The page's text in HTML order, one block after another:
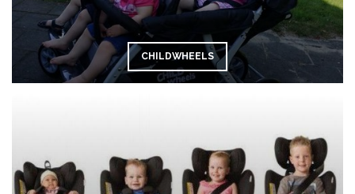
CHILDWHEELS